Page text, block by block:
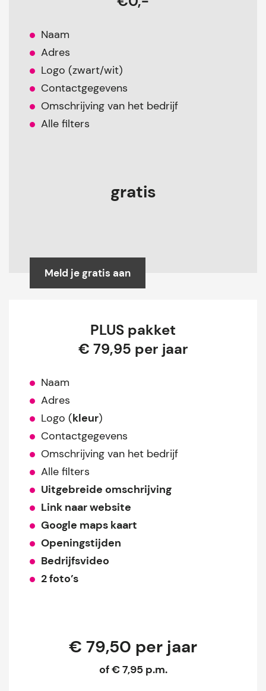
Naam
Adres
Logo (zwart/wit)
Contactgegevens
Omschrijving van het bedrijf
Alle filters
gratis
Meld je gratis aan
PLUS pakket
€ 79,95 per jaar
Naam
Adres
Logo (kleur)
Contactgegevens
Omschrijving van het bedrijf
Alle filters
Uitgebreide omschrijving
Link naar website
Google maps kaart
Openingstijden
Bedrijfsvideo
2 foto’s
€ 79,50 per jaar
of € 7,95 p.m.